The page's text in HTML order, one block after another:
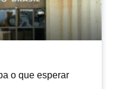
o que esperar